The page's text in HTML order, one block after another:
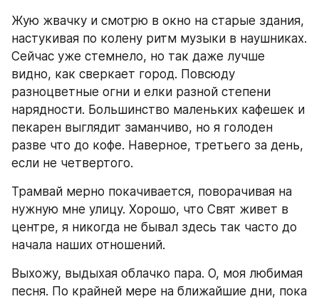
Жую жвачку и смотрю в окно на старые здания,
настукивая по колену ритм музыки в наушниках.
Сейчас уже стемнело, но так даже лучше
видно, как сверкает город. Повсюду
разноцветные огни и елки разной степени
нарядности. Большинство маленьких кафешек и
пекарен выглядит заманчиво, но я голоден
разве что до кофе. Наверное, третьего за день,
если не четвертого.
Трамвай мерно покачивается, поворачивая на
нужную мне улицу. Хорошо, что Свят живет в
центре, я никогда не бывал здесь так часто до
начала наших отношений.
Выхожу, выдыхая облачко пара. О, моя любимая
песня. По крайней мере на ближайшие дни, пока